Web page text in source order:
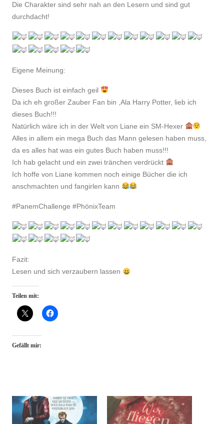
Die Charakter sind sehr nah an den Lesern und sind gut
durchdacht!
Eigene Meinung:
Dieses Buch ist einfach geil
Da ich eh großer Zauber Fan bin ,Ala Harry Potter, lieb ich
dieses Buch!!!
Natürlich wäre ich in der Welt von Liane ein SM-Hexer
Alles in allem ein mega Buch das Mann gelesen haben muss,
da es alles hat was ein gutes Buch haben muss!!!
Ich hab gelacht und ein zwei tränchen verdrückt
Ich hoffe von Liane kommen noch einige Bücher die ich
anschmachten und fangirlen kann
#PanemChallenge #PhönixTeam
Fazit:
Lesen und sich verzaubern lassen
Teilen mit:
Gefällt mir: